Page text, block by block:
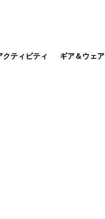
クティビティ ギア＆ウェア